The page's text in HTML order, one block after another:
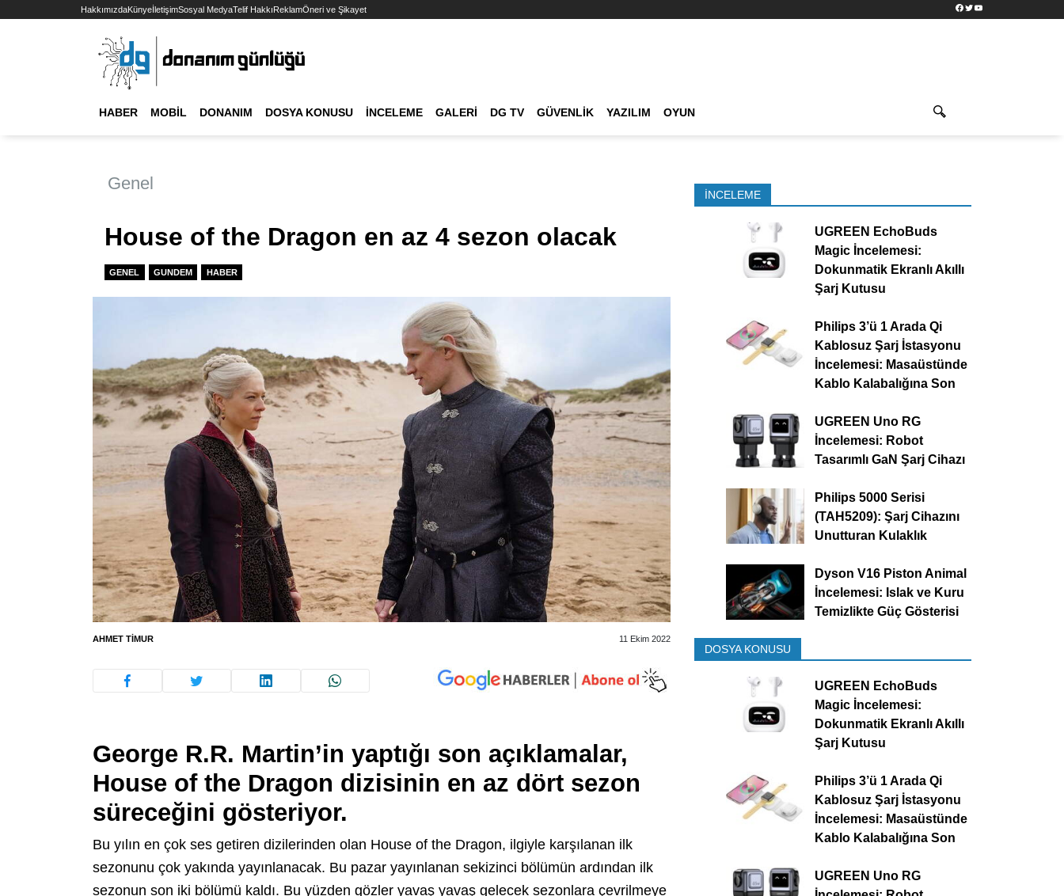
HakkımızdaKünyeİletişimSosyal MedyaTelif HakkıReklamÖneri ve Şikayet Facebook
TwitterYouTube
HABER MOBIL DONANIM DOSYA KONUSU İNCELEME GALERI DG TV GÜVENLIK YAZILIM OYUN
Genel
House of the Dragon en az 4 sezon olacak
GENEL GUNDEM HABER
AHMET TIMUR 11 Ekim 2022
George R.R. Martin’in yaptığı son açıklamalar,
House of the Dragon dizisinin en az dört sezon
süreceğini gösteriyor.
Bu yılın en çok ses getiren dizilerinden olan House of the Dragon, ilgiyle karşılanan ilk
sezonunu çok yakında yayınlanacak. Bu pazar yayınlanan sekizinci bölümün ardından ilk
sezonun son iki bölümü kaldı. Bu yüzden gözler yavaş yavaş gelecek sezonlara çevrilmeye
İNCELEME
UGREEN EchoBuds
Magic İncelemesi:
Dokunmatik Ekranlı Akıllı
Şarj Kutusu
Philips 3’ü 1 Arada Qi
Kablosuz Şarj İstasyonu
İncelemesi: Masaüstünde
Kablo Kalabalığına Son
UGREEN Uno RG
İncelemesi: Robot
Tasarımlı GaN Şarj Cihazı
Philips 5000 Serisi
(TAH5209): Şarj Cihazını
Unutturan Kulaklık
Dyson V16 Piston Animal
İncelemesi: Islak ve Kuru
Temizlikte Güç Gösterisi
DOSYA KONUSU
UGREEN EchoBuds
Magic İncelemesi:
Dokunmatik Ekranlı Akıllı
Şarj Kutusu
Philips 3’ü 1 Arada Qi
Kablosuz Şarj İstasyonu
İncelemesi: Masaüstünde
Kablo Kalabalığına Son
UGREEN Uno RG